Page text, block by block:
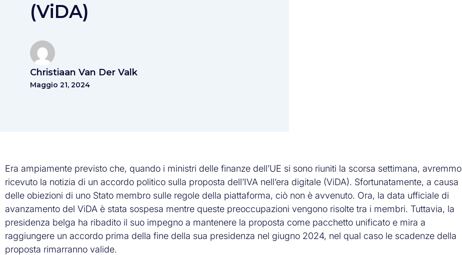
(ViDA)
Christiaan Van Der Valk
Maggio 21, 2024
Era ampiamente previsto che, quando i ministri delle finanze dell’UE si sono riuniti la scorsa settimana, avremmo
ricevuto la notizia di un accordo politico sulla proposta dell’IVA nell’era digitale (ViDA). Sfortunatamente, a causa
delle obiezioni di uno Stato membro sulle regole della piattaforma, ciò non è avvenuto. Ora, la data ufficiale di
avanzamento del ViDA è stata sospesa mentre queste preoccupazioni vengono risolte tra i membri. Tuttavia, la
presidenza belga ha ribadito il suo impegno a mantenere la proposta come pacchetto unificato e mira a
raggiungere un accordo prima della fine della sua presidenza nel giugno 2024, nel qual caso le scadenze della
proposta rimarranno valide.